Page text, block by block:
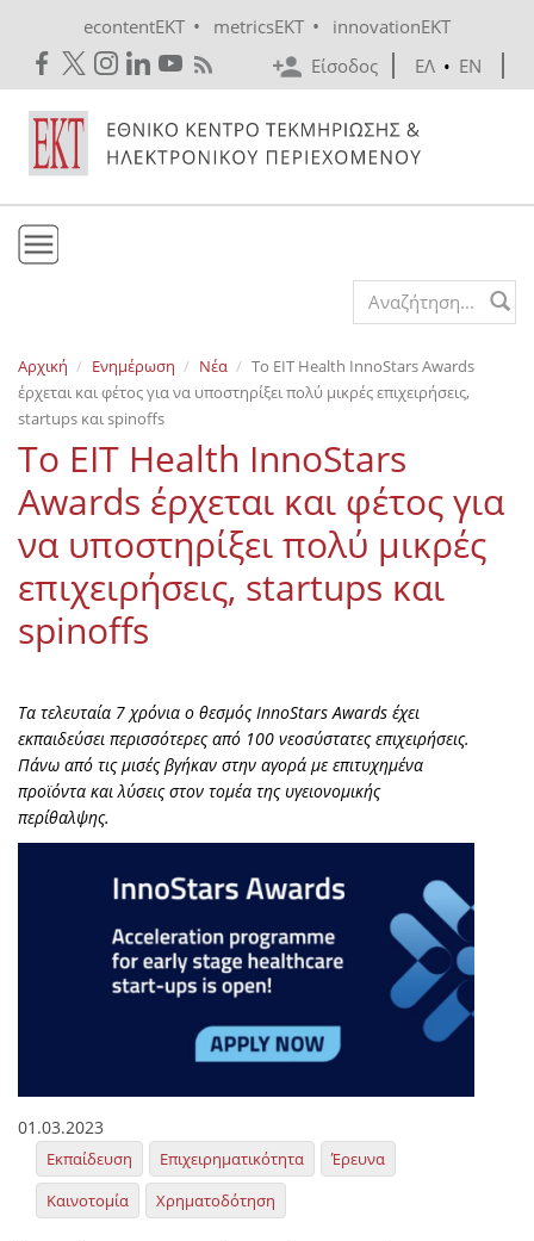
econtentEKT • metricsEKT •
innovationEKT
Είσοδος
ΕΛ • EN
Εκδόσεις
Ενημέρωση
Επικοινωνία
Search form
Αρχική Ενημέρωση Νέα
Το EIT Health InnoStars Awards
έρχεται και φέτος για να υποστηρίξει πολύ μικρές επιχειρήσεις,
startups και spinoffs
Το EIT Health InnoStars
Awards έρχεται και φέτος για
να υποστηρίξει πολύ μικρές
επιχειρήσεις, startups και
spinoffs
Τα τελευταία 7 χρόνια ο θεσμός InnoStars Awards έχει
εκπαιδεύσει περισσότερες από 100 νεοσύστατες επιχειρήσεις.
Πάνω από τις μισές βγήκαν στην αγορά με επιτυχημένα
προϊόντα και λύσεις στον τομέα της υγειονομικής
περίθαλψης.
01.03.2023
Εκπαίδευση Επιχειρηματικότητα
Έρευνα
Καινοτομία
Χρηματοδότηση